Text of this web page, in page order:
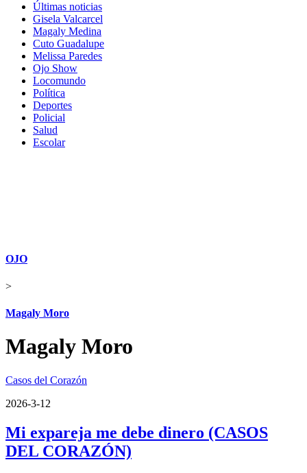
Últimas noticias
Gisela Valcarcel
Magaly Medina
Cuto Guadalupe
Melissa Paredes
Ojo Show
Locomundo
Política
Deportes
Policial
Salud
Escolar
OJO
>
Magaly Moro
Magaly Moro
Casos del Corazón
2026-3-12
Mi expareja me debe dinero (CASOS
DEL CORAZÓN)